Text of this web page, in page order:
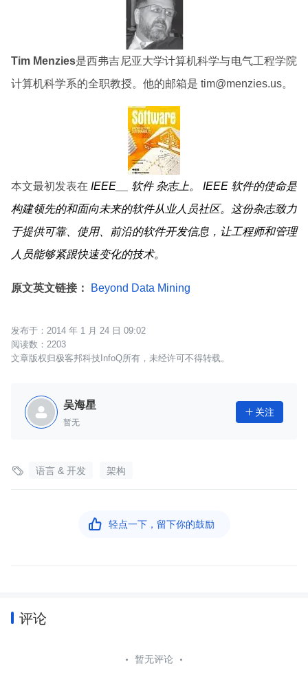
Tim Menzies是西弗吉尼亚大学计算机科学与电气工程学院
计算机科学系的全职教授。他的邮箱是 tim@menzies.us。
本文最初发表在 IEEE__ 软件 杂志上。 IEEE 软件的使命是
构建领先的和面向未来的软件从业人员社区。这份杂志致力
于提供可靠、使用、前沿的软件开发信息，让工程师和管理
人员能够紧跟快速变化的技术。
原文英文链接： Beyond Data Mining
2014 年 1 月 24 日 09:02
2203
文章版权归极客邦科技InfoQ所有，未经许可不得转载。
吴海星
暂无
 关注
 语言 & 开发 架构
 轻点一下，留下你的鼓励
评论
暂无评论